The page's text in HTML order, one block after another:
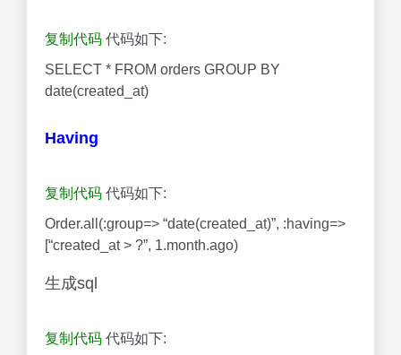
复制代码 代码如下:
SELECT * FROM orders GROUP BY
date(created_at)
Having
复制代码 代码如下:
Order.all(:group=> “date(created_at)”, :having=>
[“created_at > ?”, 1.month.ago)
生成sql
复制代码 代码如下: